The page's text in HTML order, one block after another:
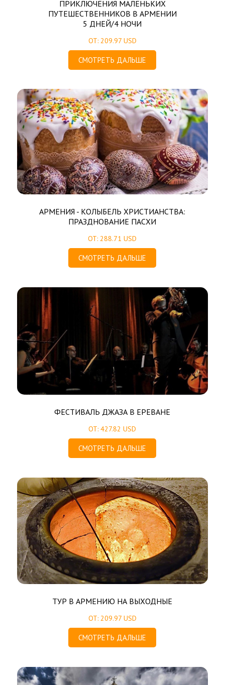
ПРИКЛЮЧЕНИЯ МАЛЕНЬКИХ
ПУТЕШЕСТВЕННИКОВ В АРМЕНИИ
5 ДНЕЙ/4 НОЧИ
ОТ: 209.97 USD
СМОТРЕТЬ ДАЛЬШЕ
АРМЕНИЯ - КОЛЫБЕЛЬ ХРИСТИАНСТВА:
ПРАЗДНОВАНИЕ ПАСХИ
ОТ: 288.71 USD
СМОТРЕТЬ ДАЛЬШЕ
ФЕСТИВАЛЬ ДЖАЗА В ЕРЕВАНЕ
ОТ: 427.82 USD
СМОТРЕТЬ ДАЛЬШЕ
ТУР В АРМЕНИЮ НА ВЫХОДНЫЕ
ОТ: 209.97 USD
СМОТРЕТЬ ДАЛЬШЕ